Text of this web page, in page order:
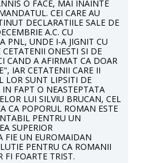
O FACE, MAI INAINTE
CEI CARE AU
DECLARATIILE SALE DE
A.C. CU
PNL, UNDE I-A JIGNIT CU
ONESTI SI DE
CAND A AFIRMAT CA DOAR
IAR CETATENII CARE II
LOR SUNT LIPSITI DE
IN FAPT O NEASTEPTATA
LUI SILVIU BRUCAN, CEL
CA POPORUL ROMAN ESTE
PENTRU UN
SUPERIOR
FIE UN EUROMAIDAN
PENTRU CA ROMANII
FI FOARTE TRIST.